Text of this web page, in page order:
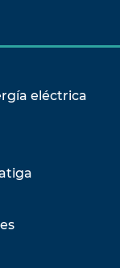
eléctrica